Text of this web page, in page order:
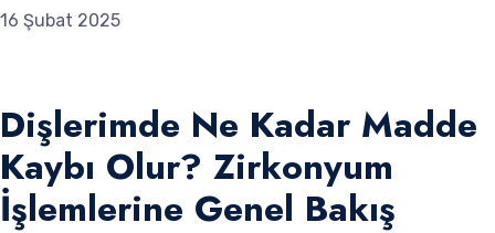
16 Şubat 2025
Dişlerimde Ne Kadar Madde
Kaybı Olur? Zirkonyum
İşlemlerine Genel Bakış